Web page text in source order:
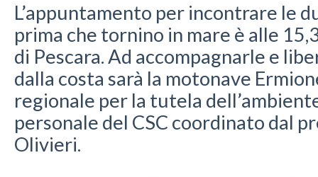
L’appuntamento per incontrare le
prima che tornino in mare è alle
di Pescara. Ad accompagnarle e
dalla costa sarà la motonave
regionale per la tutela
personale del CSC coordinato dal
Olivieri.